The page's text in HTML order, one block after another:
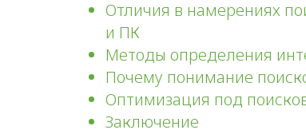
Отличия в намерениях
и ПК
Методы определения
Почему понимание
Оптимизация под
Заключение